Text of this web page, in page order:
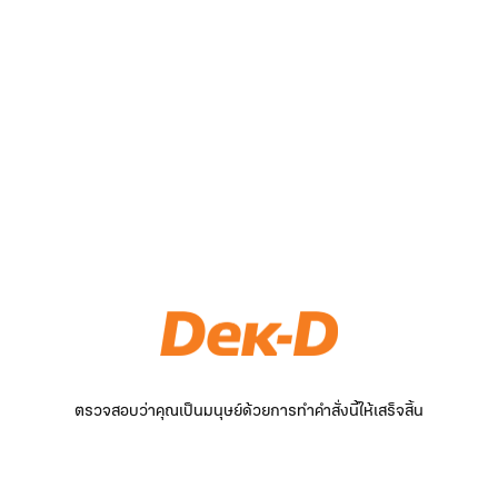
ตรวจสอบว่าคุณเป็นมนุษย์ด้วยการทำคำสั่งนี้ให้เสร็จสิ้น